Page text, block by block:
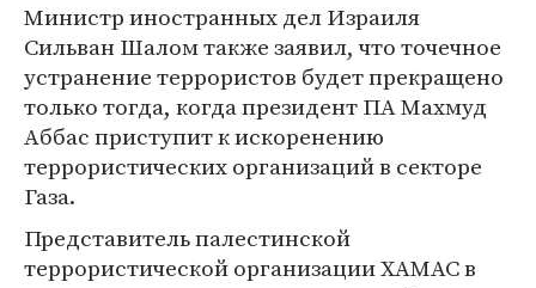
Министр иностранных дел Израиля
Сильван Шалом также заявил, что точечное
устранение террористов будет прекращено
только тогда, когда президент ПА Махмуд
Аббас приступит к искоренению
террористических организаций в секторе
Газа.
Представитель палестинской
террористической организации ХАМАС в